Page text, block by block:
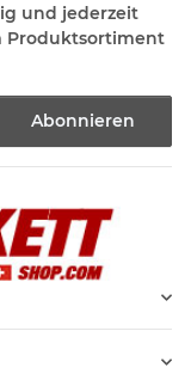
und jederzeit
Produktsortiment
Abonnieren